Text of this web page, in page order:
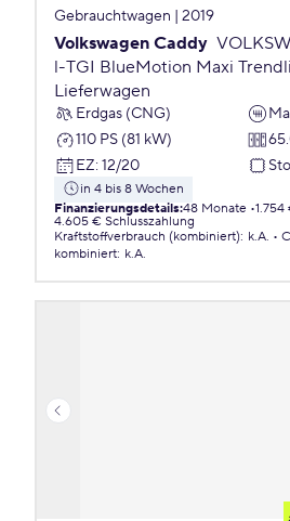
Gebrauchtwagen | 2019
Volkswagen Caddy
l-TGI BlueMotion Maxi
Lieferwagen
Erdgas (CNG)
110 PS (81 kW)
EZ: 12/20
in 4 bis 8 Wochen
Finanzierungsdetails:48 Monate
4.605 € Schlusszahlung
Kraftstoffverbrauch (kombiniert): k.A.
kombiniert: k.A.